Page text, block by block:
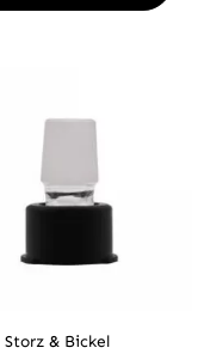
Storz & Bickel